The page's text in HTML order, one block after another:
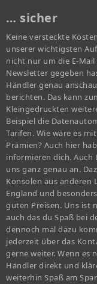
… sicher
Keine versteckte
unserer wichtigsten
nicht nur um die E-
Newsletter gegeben
Händler genau
berichten. Das kann
Kleingedruckten
Beispiel die
Tarifen. Wie wäre es
Prämien? Auch hier
informieren dich. Auch
uns ganz genau an.
Konsolen aus anderen
England und
guten Preisen. Uns ist
auch das du Spaß bei
dennoch mal dazu
jederzeit über das
gerne weiter. Wenn es
Händler direkt und
weiterhin Spaß am